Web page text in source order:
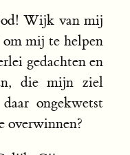
Wijk van mij
mij te helpen
gedachten en
die mijn ziel
ongekwetst
overwinnen?